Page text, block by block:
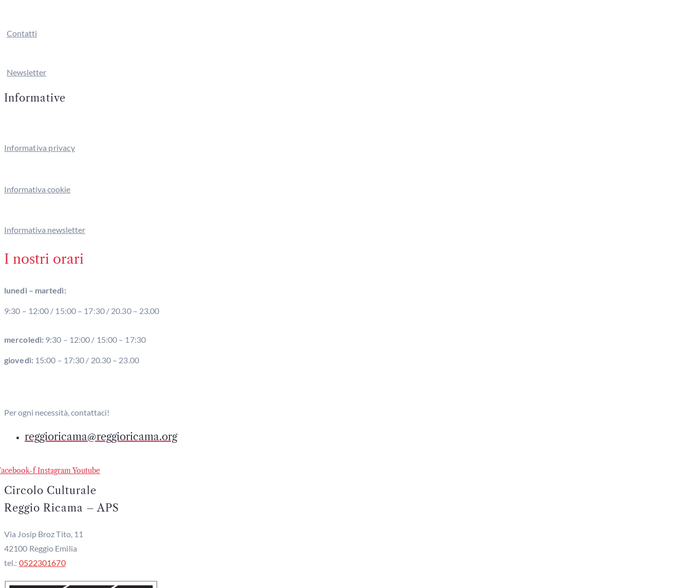
Contatti
Newsletter
Informative
Informativa privacy
Informativa cookie
Informativa newsletter
I nostri orari
lunedì – martedì:
9:30 – 12:00 / 15:00 – 17:30 / 20.30 – 23.00
mercoledì: 9:30 – 12:00 / 15:00 – 17:30
giovedì:15:00 – 17:30 / 20.30 – 23.00
Per ogni necessità, contattaci!
reggioricama@reggioricama.org
f InstagramYoutube
Circolo Culturale
Reggio Ricama – APS
Via Josip Broz Tito, 11
42100 Reggio Emilia
tel.: 0522301670